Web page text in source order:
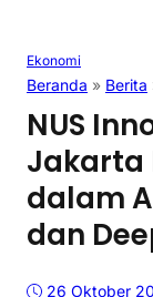
Ekonomi
Beranda » Berita
NUS
Jakarta
dalam
dan
26 Oktober